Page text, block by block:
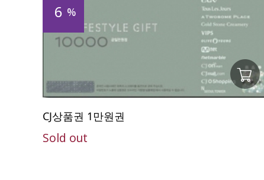
6 %
CJ상품권 1만원권
Sold out